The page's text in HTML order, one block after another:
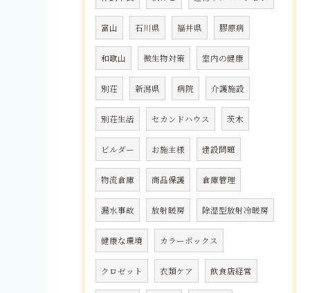
富山 石川県 福井県 膠原病
和歌山 微生物対策 室内の健康
別荘 新潟県 病院 介護施設
別荘生活 セカンドハウス 茨木
ビルダー お施主様 建設問題
物流倉庫 商品保護 倉庫管理
漏水事故 放射暖房 除湿型放射冷暖房
健康な環境 カラーボックス
クロゼット 衣類ケア 飲食店経営